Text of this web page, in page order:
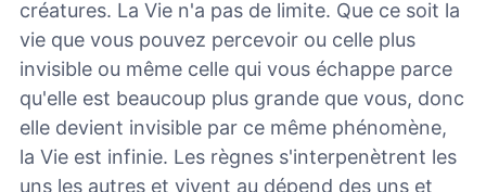
créatures. La Vie n'a pas de limite. Que ce soit la
vie que vous pouvez percevoir ou celle plus
invisible ou même celle qui vous échappe parce
qu'elle est beaucoup plus grande que vous, donc
elle devient invisible par ce même phénomène,
la Vie est infinie. Les règnes s'interpenètrent les
uns les autres et vivent au dépend des uns et